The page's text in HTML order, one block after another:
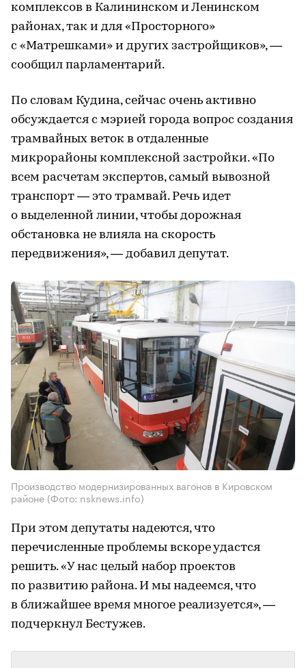
комплексов в Калининском и Ленинском
районах, так и для «Просторного»
с «Матрешками» и других застройщиков», —
сообщил парламентарий.
По словам Кудина, сейчас очень активно
обсуждается с мэрией города вопрос создания
трамвайных веток в отдаленные
микрорайоны комплексной застройки. «По
всем расчетам экспертов, самый вывозной
транспорт — это трамвай. Речь идет
о выделенной линии, чтобы дорожная
обстановка не влияла на скорость
передвижения», — добавил депутат.
Производство модернизированных вагонов в Кировском
районе (Фото: nsknews.info)
При этом депутаты надеются, что
перечисленные проблемы вскоре удастся
решить. «У нас целый набор проектов
по развитию района. И мы надеемся, что
в ближайшее время многое реализуется», —
подчеркнул Бестужев.